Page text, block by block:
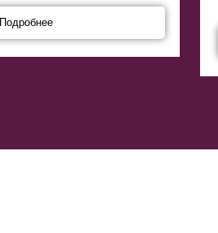
Подробнее